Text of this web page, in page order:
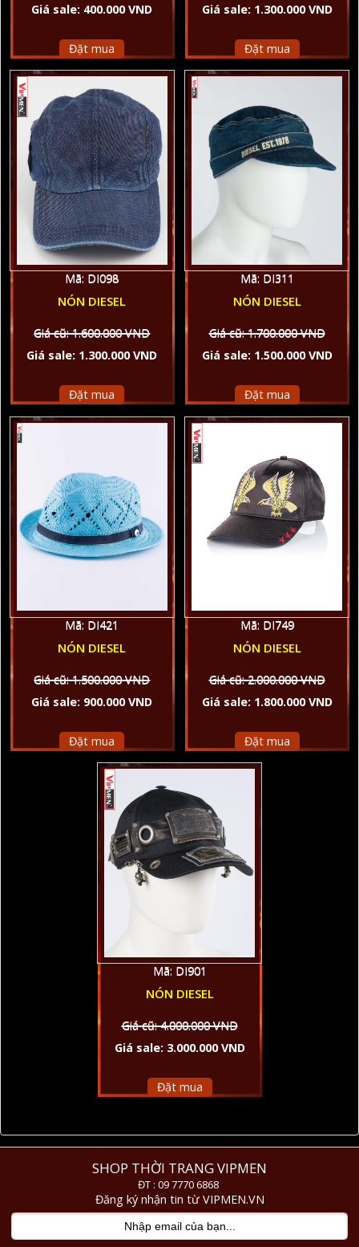
Giá sale: 400.000 VND
Đặt mua
Giá sale: 1.300.000 VND
Đặt mua
Mã: DI098
NÓN DIESEL
Giá cũ: 1.600.000 VND
Giá sale: 1.300.000 VND
Đặt mua
Mã: DI311
NÓN DIESEL
Giá cũ: 1.700.000 VND
Giá sale: 1.500.000 VND
Đặt mua
Mã: DI421
NÓN DIESEL
Giá cũ: 1.500.000 VND
Giá sale: 900.000 VND
Đặt mua
Mã: DI749
NÓN DIESEL
Giá cũ: 2.000.000 VND
Giá sale: 1.800.000 VND
Đặt mua
Mã: DI901
NÓN DIESEL
Giá cũ: 4.000.000 VND
Giá sale: 3.000.000 VND
Đặt mua
SHOP THỜI TRANG VIPMEN
ĐT : 09 7770 6868
Đăng ký nhận tin từ VIPMEN.VN